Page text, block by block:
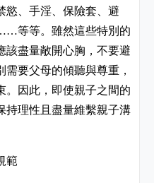
慾、手淫、保險套、避
等等。雖然這些特別的
該盡量敞開心胸，不要避
要父母的傾聽與尊重，
。因此，即使親子之間的
持理性且盡量維繫親子溝
範